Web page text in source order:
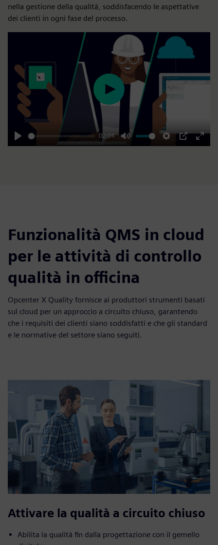
nella gestione della qualità, soddisfacendo le aspettative
dei clienti in ogni fase del processo.
Play
02:04
Mute Settings
PIP
Enter
Play
Funzionalità QMS in cloud
per le attività di controllo
qualità in officina
Opcenter X Quality fornisce ai produttori strumenti basati
sul cloud per un approccio a circuito chiuso, garantendo
che i requisiti dei clienti siano soddisfatti e che gli standard
e le normative del settore siano seguiti.
Attivare la qualità a circuito chiuso
Abilita la qualità fin dalla progettazione con il gemello